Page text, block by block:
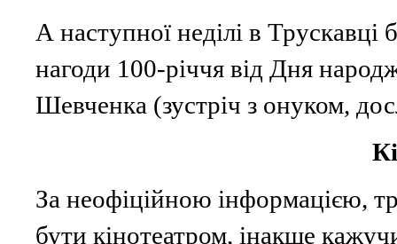
А наступної неділі в Трускавці
нагоди 100-річчя від Дня
Шевченка (зустріч з онуком,
За неофіційною інформацією,
бути кінотеатром, інакше